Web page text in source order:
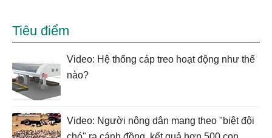
Tiêu điểm
Video: Hệ thống cáp treo hoạt động như thế
nào?
Video: Người nông dân mang theo "biệt đội